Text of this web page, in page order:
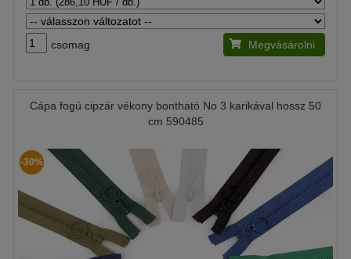
csomag Megvásárolni
Cápa fogú cipzár vékony bontható No 3 karikával hossz 50
cm 590485
-30%